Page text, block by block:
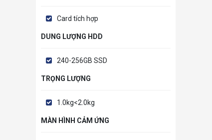
Card tích hợp
DUNG LƯỢNG HDD
240-256GB SSD
TRỌNG LƯỢNG
1.0kg<2.0kg
MÀN HÌNH CẢM ỨNG